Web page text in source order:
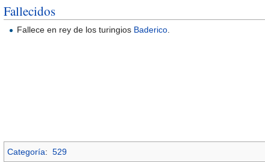
Fallecidos
Fallece en rey de los turingios Baderico
Categoría: 529